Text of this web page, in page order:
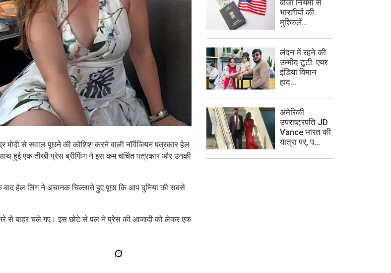
मोदी से सवाल पूछने की कोशिश करने वाली नॉर्वेजियन पत्रकार हेल
हुई एक तीखी प्रेस ब्रीफिंग ने इस कम चर्चित पत्रकार और उनकी
बाद हेल लिंग ने अचानक चिल्लाते हुए पूछा कि आप दुनिया की सबसे
से बाहर चले गए। इस छोटे से पल ने प्रेस की आजादी को लेकर एक
वीजा नियमों से
भारतीयों की
मुश्किलें...
लंदन में रहने की
उम्मीद टूटी: एयर
इंडिया विमान
हाद...
अमेरिकी
उपराष्ट्रपति JD
Vance भारत की
यात्रा पर, प...